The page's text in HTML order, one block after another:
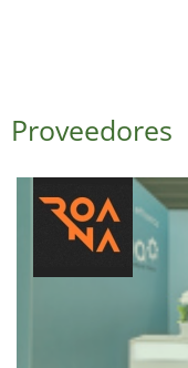
Proveedores